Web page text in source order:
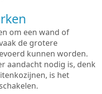
om een wand of
de grotere
kunnen worden.
aandacht nodig is, denk
is het